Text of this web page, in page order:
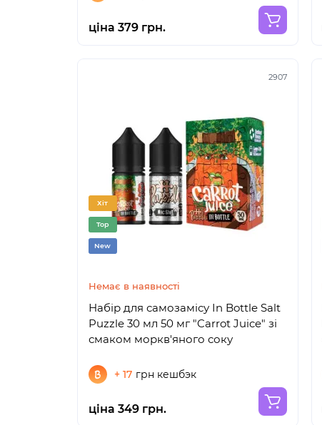
ціна 379 грн.
2907
Хіт
Top
New
Немає в наявності
Набір для самозамісу In Bottle Salt
Puzzle 30 мл 50 мг "Carrot Juice" зі
смаком моркв'яного соку
+ 17 грн кешбэк
ціна 349 грн.